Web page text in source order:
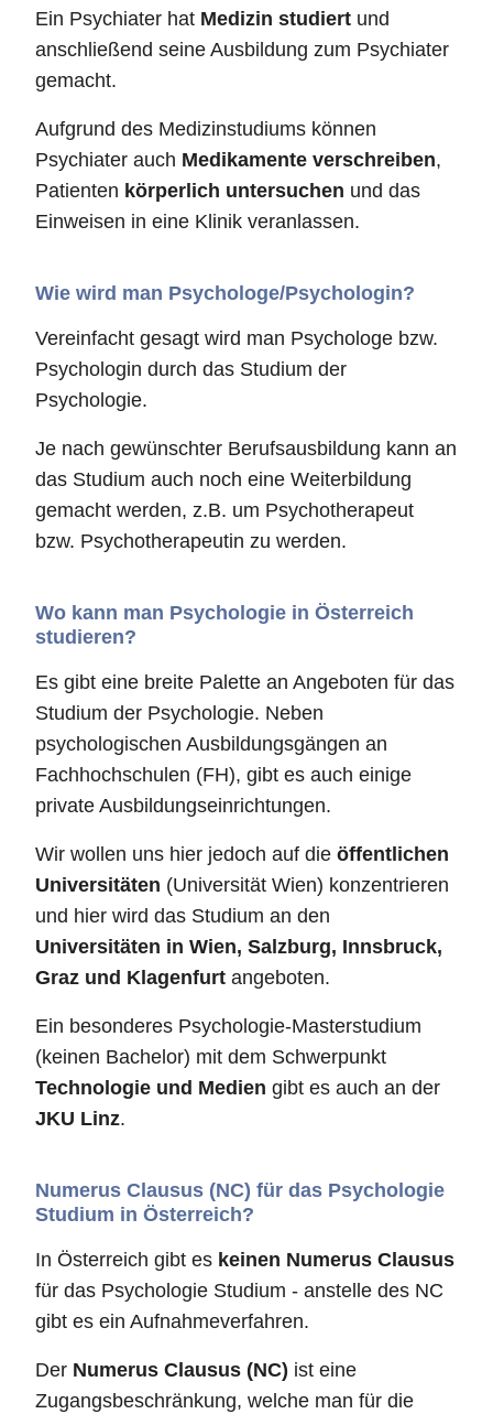
Ein Psychiater hat Medizin studiert und
anschließend seine Ausbildung zum Psychiater
gemacht.
Aufgrund des Medizinstudiums können
Psychiater auch Medikamente verschreiben,
Patienten körperlich untersuchen und das
Einweisen in eine Klinik veranlassen.
Wie wird man Psychologe/Psychologin?
Vereinfacht gesagt wird man Psychologe bzw.
Psychologin durch das Studium der
Psychologie.
Je nach gewünschter Berufsausbildung kann an
das Studium auch noch eine Weiterbildung
gemacht werden, z.B. um Psychotherapeut
bzw. Psychotherapeutin zu werden.
Wo kann man Psychologie in Österreich
studieren?
Es gibt eine breite Palette an Angeboten für das
Studium der Psychologie. Neben
psychologischen Ausbildungsgängen an
Fachhochschulen (FH), gibt es auch einige
private Ausbildungseinrichtungen.
Wir wollen uns hier jedoch auf die öffentlichen
Universitäten (Universität Wien) konzentrieren
und hier wird das Studium an den
Universitäten in Wien, Salzburg, Innsbruck,
Graz und Klagenfurt angeboten.
Ein besonderes Psychologie-Masterstudium
(keinen Bachelor) mit dem Schwerpunkt
Technologie und Medien gibt es auch an der
JKU Linz.
Numerus Clausus (NC) für das Psychologie
Studium in Österreich?
In Österreich gibt es keinen Numerus Clausus
für das Psychologie Studium - anstelle des NC
gibt es ein Aufnahmeverfahren.
Der Numerus Clausus (NC) ist eine
Zugangsbeschränkung, welche man für die